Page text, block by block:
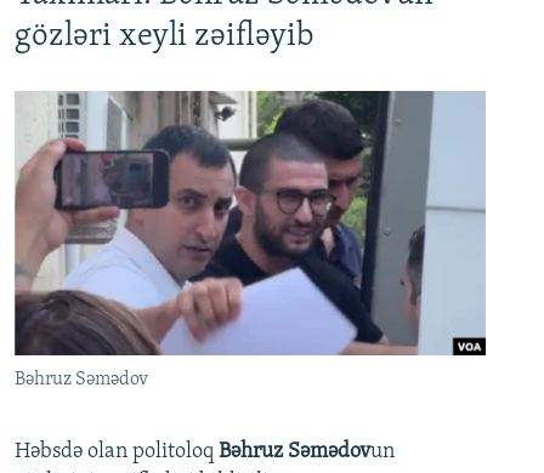
gözləri xeyli zəifləyib
Bəhruz Səmədov
Həbsdə olan politoloq Bəhruz Səmədovun